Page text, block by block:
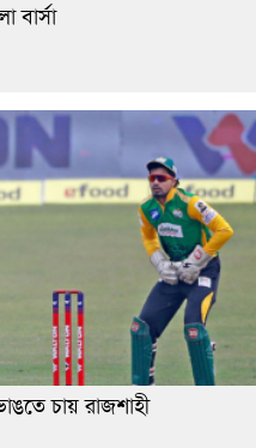
বার্সা
চায় রাজশাহী